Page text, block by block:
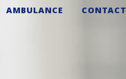
AMBULANCE CONTACT